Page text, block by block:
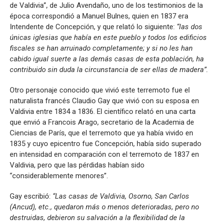
de Valdivia”, de Julio Avendaño, uno de los testimonios de la
época correspondió a Manuel Bulnes, quien en 1837 era
Intendente de Concepción, y que relató lo siguiente: “las dos
únicas iglesias que había en este pueblo y todos los edificios
fiscales se han arruinado completamente; y si no les han
cabido igual suerte a las demás casas de esta población, ha
contribuido sin duda la circunstancia de ser ellas de madera”.
Otro personaje conocido que vivió este terremoto fue el
naturalista francés Claudio Gay que vivió con su esposa en
Valdivia entre 1834 a 1836. El científico relató en una carta
que envió a Francois Arago, secretario de la Academia de
Ciencias de París, que el terremoto que ya había vivido en
1835 y cuyo epicentro fue Concepción, había sido superado
en intensidad en comparación con el terremoto de 1837 en
Valdivia, pero que las pérdidas habían sido
“considerablemente menores”.
Gay escribió: “Las casas de Valdivia, Osorno, San Carlos
(Ancud), etc., quedaron más o menos deterioradas, pero no
destruidas, debieron su salvación a la flexibilidad de la